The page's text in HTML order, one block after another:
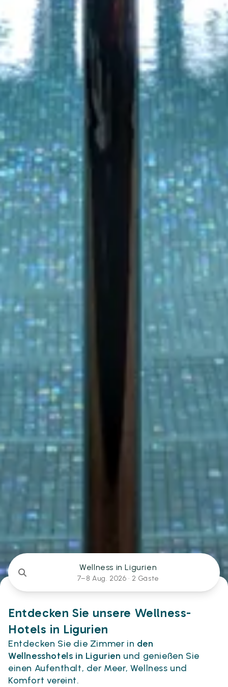
Wellness in Ligurien
7–8 Aug. 2026 · 2 Gäste
Entdecken Sie unsere Wellness-
Hotels in Ligurien
Entdecken Sie die Zimmer in den
Wellnesshotels in Ligurien und genießen Sie
einen Aufenthalt, der Meer, Wellness und
Komfort vereint.